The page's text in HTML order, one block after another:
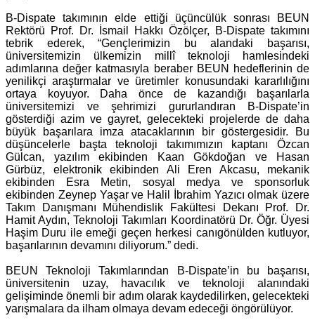
B-Dispate takımının elde ettiği üçüncülük sonrası BEUN
Rektörü Prof. Dr. İsmail Hakkı Özölçer, B-Dispate takımını
tebrik ederek, “Gençlerimizin bu alandaki başarısı,
üniversitemizin ülkemizin millî teknoloji hamlesindeki
adımlarına değer katmasıyla beraber BEUN hedeflerinin de
yenilikçi araştırmalar ve üretimler konusundaki kararlılığını
ortaya koyuyor. Daha önce de kazandığı başarılarla
üniversitemizi ve şehrimizi gururlandıran B-Dispate’in
gösterdiği azim ve gayret, gelecekteki projelerde de daha
büyük başarılara imza atacaklarının bir göstergesidir. Bu
düşüncelerle başta teknoloji takımımızın kaptanı Özcan
Gülcan, yazılım ekibinden Kaan Gökdoğan ve Hasan
Gürbüz, elektronik ekibinden Ali Eren Akcasu, mekanik
ekibinden Esra Metin, sosyal medya ve sponsorluk
ekibinden Zeynep Yaşar ve Halil İbrahim Yazıcı olmak üzere
Takım Danışmanı Mühendislik Fakültesi Dekanı Prof. Dr.
Hamit Aydın, Teknoloji Takımları Koordinatörü Dr. Öğr. Üyesi
Haşim Duru ile emeği geçen herkesi canıgönülden kutluyor,
başarılarının devamını diliyorum.” dedi.
BEUN Teknoloji Takımlarından B-Dispate’in bu başarısı,
üniversitenin uzay, havacılık ve teknoloji alanındaki
gelişiminde önemli bir adım olarak kaydedilirken, gelecekteki
yarışmalara da ilham olmaya devam edeceği öngörülüyor.